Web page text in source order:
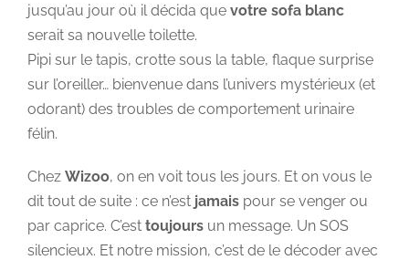
jusqu’au jour où il décida que votre sofa blanc
serait sa nouvelle toilette.
Pipi sur le tapis, crotte sous la table, flaque surprise
sur l’oreiller… bienvenue dans l’univers mystérieux (et
odorant) des troubles de comportement urinaire
félin.
Chez Wizoo, on en voit tous les jours. Et on vous le
dit tout de suite : ce n’est jamais pour se venger ou
par caprice. C’est toujours un message. Un SOS
silencieux. Et notre mission, c’est de le décoder avec